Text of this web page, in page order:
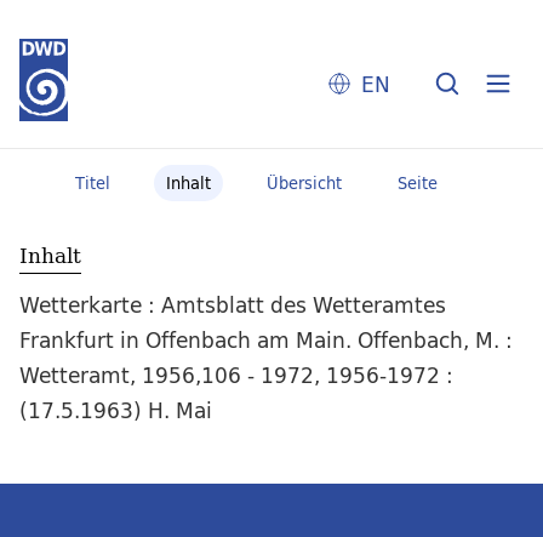
EN
Titel Inhalt Übersicht Seite
Inhalt
Wetterkarte : Amtsblatt des Wetteramtes
Frankfurt in Offenbach am Main. Offenbach, M. :
Wetteramt, 1956,106 - 1972, 1956-1972 :
(17.5.1963) H. Mai